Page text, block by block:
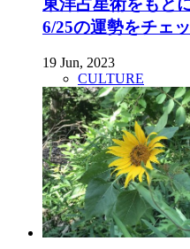
6/25の運勢をチェッ
19 Jun, 2023
CULTURE